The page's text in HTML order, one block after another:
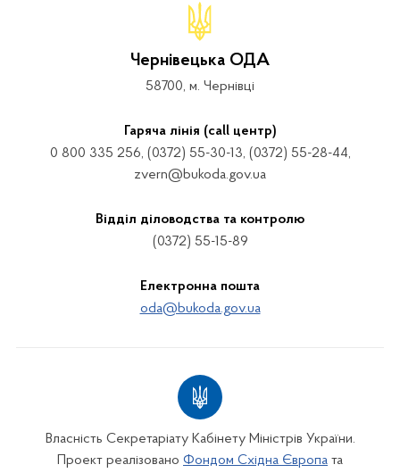
Чернівецька ОДА
58700, м. Чернівці
Гаряча лінія (call центр)
0 800 335 256, (0372) 55-30-13, (0372) 55-28-44,
zvern@bukoda.gov.ua
Відділ діловодства та контролю
(0372) 55-15-89
Електронна пошта
oda@bukoda.gov.ua
Власність Секретаріату Кабінету Міністрів України.
Проект реалізовано Фондом Східна Європа та